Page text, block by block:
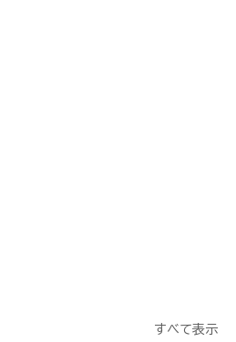
すべて表示